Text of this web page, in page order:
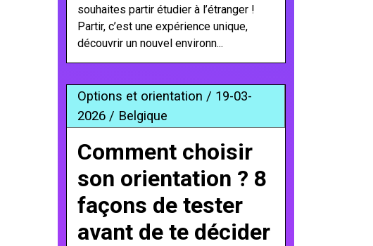
souhaites partir étudier à l’étranger !
Partir, c’est une expérience unique,
découvrir un nouvel environn...
Options et orientation / 19-03-
2026 / Belgique
Comment choisir
son orientation ? 8
façons de tester
avant de te décider